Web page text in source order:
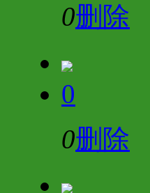
0删除
0
0删除